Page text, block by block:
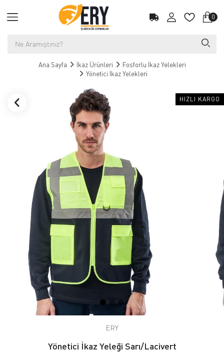
0
Ana Sayfa İkaz Ürünleri
Fosforlu İkaz Yelekleri
Yönetici İkaz Yelekleri
HIZLI KARGO
ERY
Yönetici İkaz Yeleği Sarı/Lacivert